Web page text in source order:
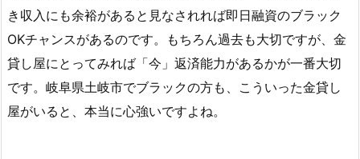
き収入にも余裕があると見なされれば即日融資のブラック
OKチャンスがあるのです。もちろん過去も大切ですが、金
貸し屋にとってみれば「今」返済能力があるかが一番大切
です。岐阜県土岐市でブラックの方も、こういった金貸し
屋がいると、本当に心強いですよね。